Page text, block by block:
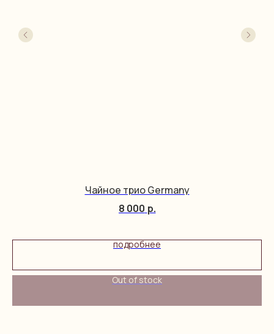
Чайное трио Germany
8 000 р.
подробнее
Out of stock